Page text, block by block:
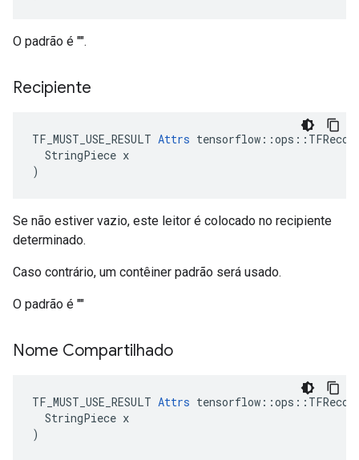
O padrão é "".
Recipiente
TF_MUST_USE_RESULT Attrs
  StringPiece x
)
Se não estiver vazio, este leitor é colocado no recipiente
determinado.
Caso contrário, um contêiner padrão será usado.
O padrão é ""
Nome Compartilhado
TF_MUST_USE_RESULT Attrs
  StringPiece x
)